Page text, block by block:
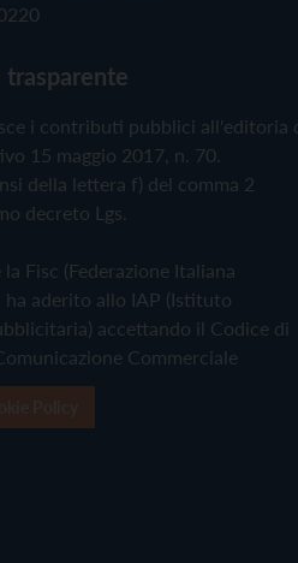
i contributi pubblici all'editoria
15 maggio 2017, n. 70.
della lettera f) del comma 2
decreto Lgs.
Fisc (Federazione Italiana
aderito allo IAP (Istituto
accettando il Codice di
Commerciale